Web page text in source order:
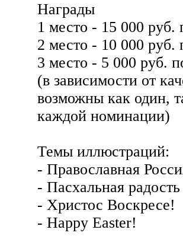
Награды
1 место - 15 000 руб.
2 место - 10 000 руб.
3 место - 5 000 руб.
(в зависимости от
возможны как один,
каждой номинации)
Темы иллюстраций:
- Православная
- Пасхальная радость
- Христос Воскресе!
- Happy Easter!